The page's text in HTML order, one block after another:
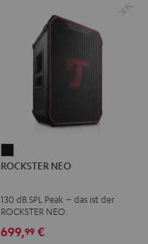
NEO
ROCKSTER NEO
130 dB SPL Peak – das ist der
ROCKSTER NEO.
699,99 €